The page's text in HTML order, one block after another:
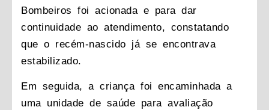
Bombeiros foi acionada e para dar
continuidade ao atendimento, constatando
que o recém-nascido já se encontrava
estabilizado.
Em seguida, a criança foi encaminhada a
uma unidade de saúde para avaliação